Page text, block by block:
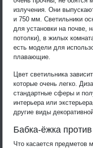
излучения. Они
и 750 мм. Светильники
для установки на почве,
потолки), в жилых
есть модели для
плавающие.
Цвет светильника
которые очень легко.
стандартные сферы и
интерьера или
другие виды
Бабка-ёжка
Что касается предметов